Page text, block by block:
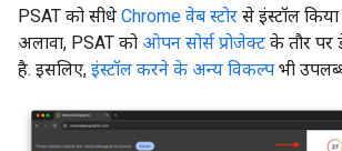
PSAT को सीधे Chrome वेब स्टोर से इंस्टॉल
अलावा, PSAT को ओपन सोर्स प्रोजेक्ट के तौर पर
है. इसलिए, इंस्टॉल करने के अन्य विकल्प भी